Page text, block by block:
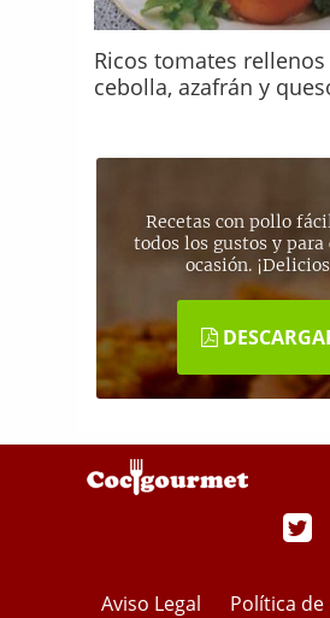
Ricos tomates rellenos
cebolla, azafrán y
Recetas con pollo
todos los gustos y
ocasión.
Aviso Legal Política